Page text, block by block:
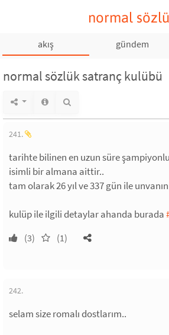
normal
akış gündem
normal sözlük satranç kulübü
241.
tarihte bilinen en uzun süre
isimli bir almana aittir..
tam olarak 26 yıl ve 337 gün ile
kulüp ile ilgili detaylar ahanda burada
(3) (1)
242.
selam size romalı dostlarım..